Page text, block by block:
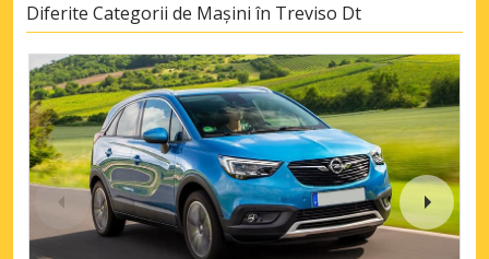
Diferite Categorii de Mașini în Treviso Dt